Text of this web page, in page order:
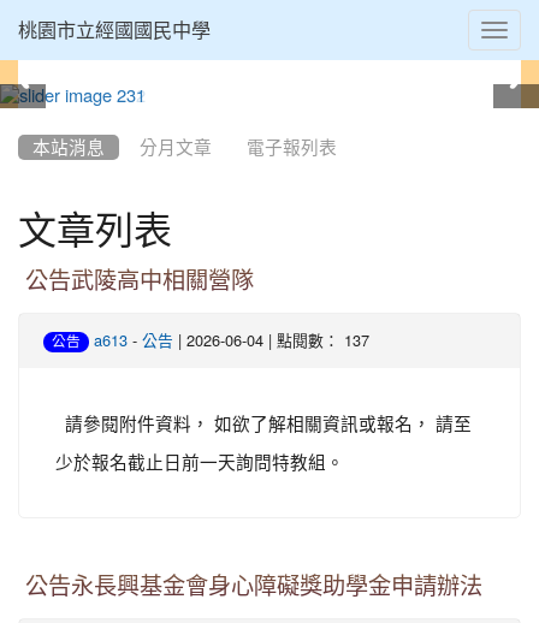
桃園市立經國國民中學
本站消息 分月文章 電子報列表
文章列表
公告武陵高中相關營隊
公告 a613 - 公告 | 2026-06-04 | 點閱數： 137
請參閱附件資料， 如欲了解相關資訊或報名， 請至
少於報名截止日前一天詢問特教組。
公告永長興基金會身心障礙獎助學金申請辦法